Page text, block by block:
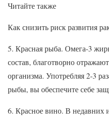
Читайте также
Как снизить риск развития
5. Красная рыба. Омега-3
состав, благотворно
организма. Употребляя 2-3
рыбы, вы обеспечите себе
6. Красное вино. В недавних